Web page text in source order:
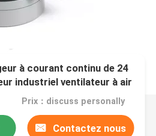
à courant continu de 24
industriel ventilateur à air
Prix：discuss personally
Contactez nous